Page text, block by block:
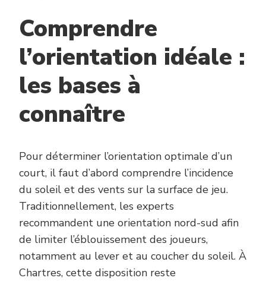
Comprendre
l’orientation idéale :
les bases à
connaître
Pour déterminer l’orientation optimale d’un
court, il faut d’abord comprendre l’incidence
du soleil et des vents sur la surface de jeu.
Traditionnellement, les experts
recommandent une orientation nord-sud afin
de limiter l’éblouissement des joueurs,
notamment au lever et au coucher du soleil. À
Chartres, cette disposition reste